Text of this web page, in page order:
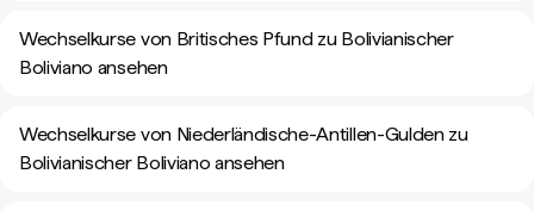
Wechselkurse von Britisches Pfund zu Bolivianischer
Boliviano ansehen
Wechselkurse von Niederländische-Antillen-Gulden zu
Bolivianischer Boliviano ansehen